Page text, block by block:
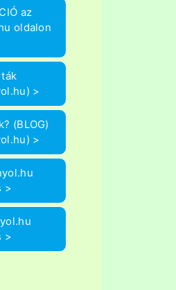
az
oldalon
>
(BLOG)
>
>
>